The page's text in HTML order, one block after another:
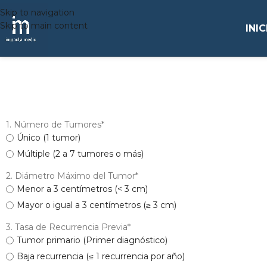
Skip to navigation
Skip to main content
1. Número de Tumores*
Único (1 tumor)
Múltiple (2 a 7 tumores o más)
2. Diámetro Máximo del Tumor*
Menor a 3 centímetros (< 3 cm)
Mayor o igual a 3 centímetros (≥ 3 cm)
3. Tasa de Recurrencia Previa*
Tumor primario (Primer diagnóstico)
Baja recurrencia (≤ 1 recurrencia por año)